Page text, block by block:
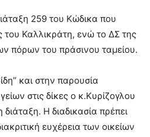
259 του Κώδικα που
του Καλλικράτη, ενώ το ΔΣ της
πόρων του πράσινου ταμείου.
και στην παρουσία
στις δίκες ο κ.Κυρίζογλου
Η διαδικασία πρέπει
ευχέρεια των οικείων